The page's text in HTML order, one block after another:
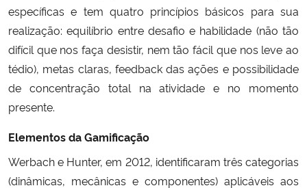
específicas e tem quatro princípios básicos para sua
realização: equilíbrio entre desafio e habilidade (não tão
difícil que nos faça desistir, nem tão fácil que nos leve ao
tédio), metas claras, feedback das ações e possibilidade
de concentração total na atividade e no momento
presente.
Elementos da Gamificação
Werbach e Hunter, em 2012, identificaram três categorias
(dinâmicas, mecânicas e componentes) aplicáveis aos